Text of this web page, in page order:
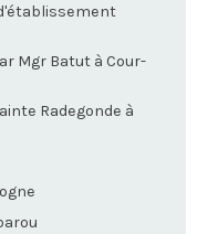
Mgr Batut à Cour-
Radegonde à